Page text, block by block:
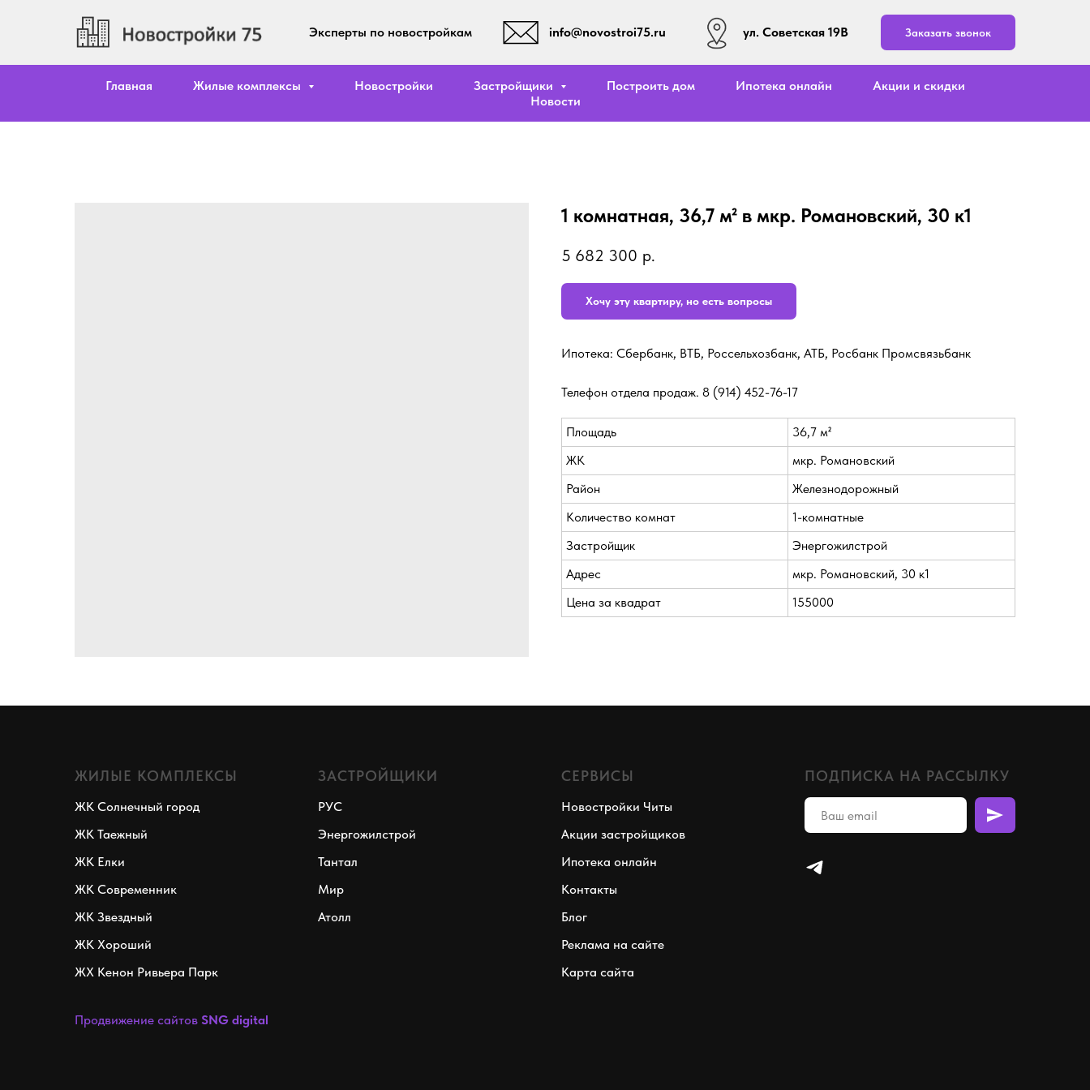
Эксперты по новостройкам info@novostroi75.ru ул. Советская 19В Заказать звонок
Главная Жилые комплексы Новостройки Застройщики Построить дом Ипотека онлайн
Акции и скидки
Новости
1 комнатная, 36,7 м² в мкр. Романовский, 30 к1
5 682 300 р.
Хочу эту квартиру, но есть вопросы
Ипотека: Сбербанк, ВТБ, Россельхозбанк, АТБ, Росбанк Промсвязьбанк
Телефон отдела продаж. 8 (914) 452-76-17
Площадь
36,7 м²
ЖК
мкр. Романовский
Район
Железнодорожный
Количество комнат
1-комнатные
Застройщик
Энергожилстрой
Адрес
мкр. Романовский, 30 к1
Цена за квадрат
155000
ЖИЛЫЕ КОМПЛЕКСЫ
ЖК Солнечный город
ЖК Таежный
ЖК Елки
ЖК Современник
ЖК Звездный
ЖК Хороший
ЖХ Кенон Ривьера Парк
ЗАСТРОЙЩИКИ
РУС
Энергожилстрой
Тантал
Мир
Атолл
СЕРВИСЫ
Новостройки Читы
Акции застройщиков
Ипотека онлайн
Контакты
Блог
Реклама на сайте
Карта сайта
ПОДПИСКА НА РАССЫЛКУ
Продвижение сайтов SNG digital